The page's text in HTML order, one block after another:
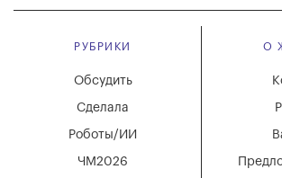
РУБРИКИ
Обсудить
Сделала
Роботы/ИИ
ЧМ2026
О